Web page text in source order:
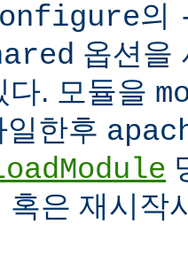
의
옵션을
다. 모듈을
한후
혹은 재시작